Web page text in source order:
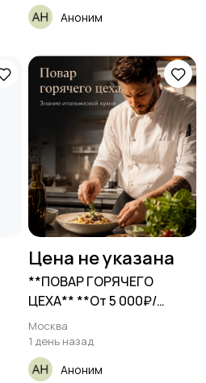
Аноним
Цена не указана
**ПОВАР ГОРЯЧЕГО
ЦЕХА** **От 5 000₽/
смена**
Москва
1 день назад
Аноним